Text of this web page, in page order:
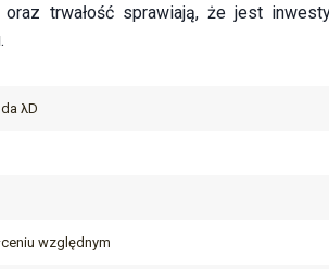
oraz trwałość sprawiają, że jest
λD
względnym